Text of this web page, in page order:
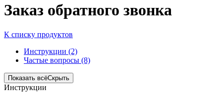
Заказ обратного звонка
К списку продуктов
Инструкции (2)
Частые вопросы (8)
Показать всёСкрыть
Инструкции